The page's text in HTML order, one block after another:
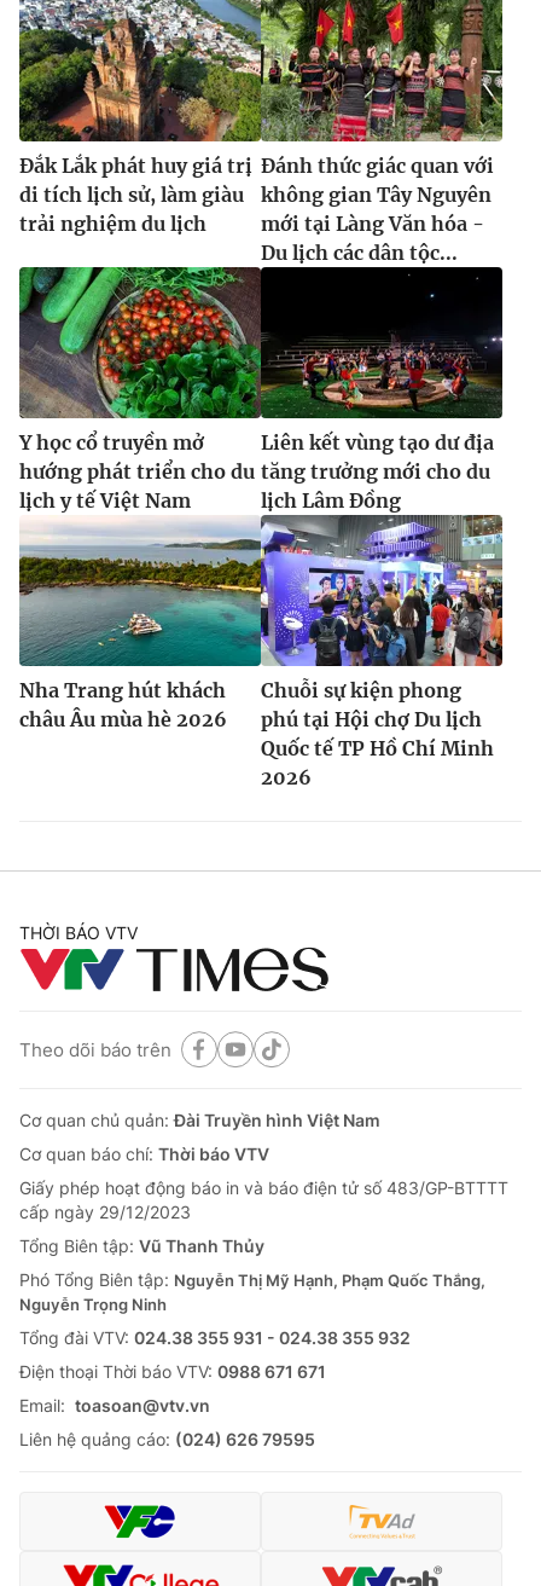
Đắk Lắk phát huy giá trị
di tích lịch sử, làm giàu
trải nghiệm du lịch
Đánh thức giác quan với
không gian Tây Nguyên
mới tại Làng Văn hóa -
Du lịch các dân tộc...
Y học cổ truyền mở
hướng phát triển cho du
lịch y tế Việt Nam
Liên kết vùng tạo dư địa
tăng trưởng mới cho du
lịch Lâm Đồng
Nha Trang hút khách
châu Âu mùa hè 2026
Chuỗi sự kiện phong
phú tại Hội chợ Du lịch
Quốc tế TP Hồ Chí Minh
2026
THỜI BÁO VTV
Theo dõi báo trên
Cơ quan chủ quản:Đài Truyền hình Việt Nam
Cơ quan báo chí: Thời báo VTV
Giấy phép hoạt động báo in và báo điện tử số 483/GP-BTTTT
cấp ngày 29/12/2023
Tổng Biên tập: Vũ Thanh Thủy
Phó Tổng Biên tập: Nguyễn Thị Mỹ Hạnh, Phạm Quốc Thắng,
Nguyễn Trọng Ninh
Tổng đài VTV: 024.38 355 931 - 024.38 355 932
Ðiện thoại Thời báo VTV: 0988 671 671
Email: toasoan@vtv.vn
Liên hệ quảng cáo: (024) 626 79595